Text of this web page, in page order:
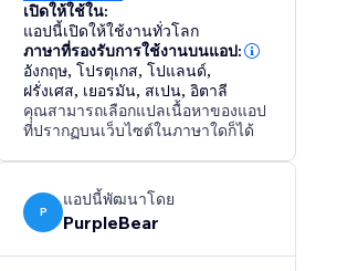
เปิดให้ใช้ใน:
แอปนี้เปิดให้ใช้งานทั่วโลก
ภาษาที่รองรับการใช้งานบนแอป:
อังกฤษ,โปรตุเกส,โปแลนด์,
ฝรั่งเศส, เยอรมัน, สเปน,อิตาลี
คุณสามารถเลือกแปลเนื้อหาของแอป
ที่ปรากฏบนเว็บไซต์ในภาษาใดก็ได้
P
แอปนี้พัฒนาโดย
PurpleBear